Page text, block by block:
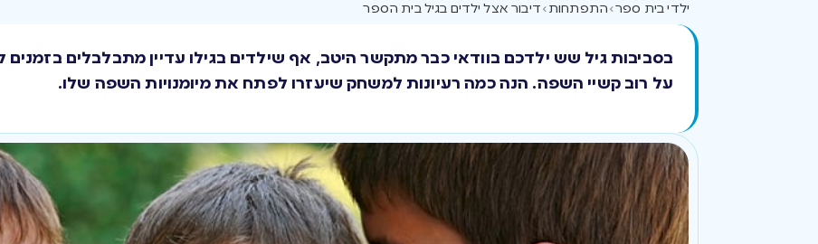
ילדי בית ספר›התפתחות›דיבור אצל ילדים בגיל בית הספר
בסביבות גיל שש ילדכם בוודאי כבר מתקשר היטב, אף שילדים בגילו עדיין מתבלבלים
על רוב קשיי השפה. הנה כמה רעיונות למשחק שיעזרו לפתח את מיומנויות השפה שלו.